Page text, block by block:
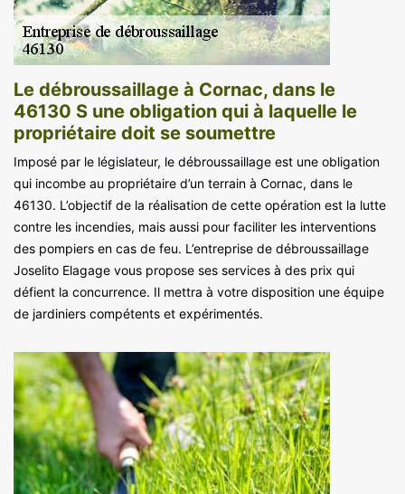
Le débroussaillage à Cornac, dans le
46130 S une obligation qui à laquelle le
propriétaire doit se soumettre
Imposé par le législateur, le débroussaillage est une obligation
qui incombe au propriétaire d’un terrain à Cornac, dans le
46130. L’objectif de la réalisation de cette opération est la lutte
contre les incendies, mais aussi pour faciliter les interventions
des pompiers en cas de feu. L’entreprise de débroussaillage
Joselito Elagage vous propose ses services à des prix qui
défient la concurrence. Il mettra à votre disposition une équipe
de jardiniers compétents et expérimentés.